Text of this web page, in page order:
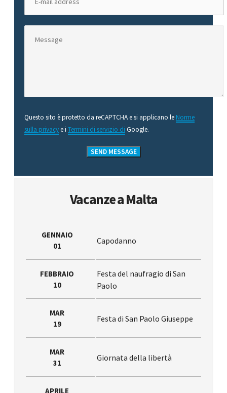
Questo sito è protetto da reCAPTCHA e si applicano le Norme
sulla privacye i Termini di servizio di Google.
Vacanze a Malta
GENNAIO
01
Capodanno
FEBBRAIO
10
Festa del naufragio di San
Paolo
MAR
19
Festa di San Paolo Giuseppe
MAR
31
Giornata della libertà
APRILE